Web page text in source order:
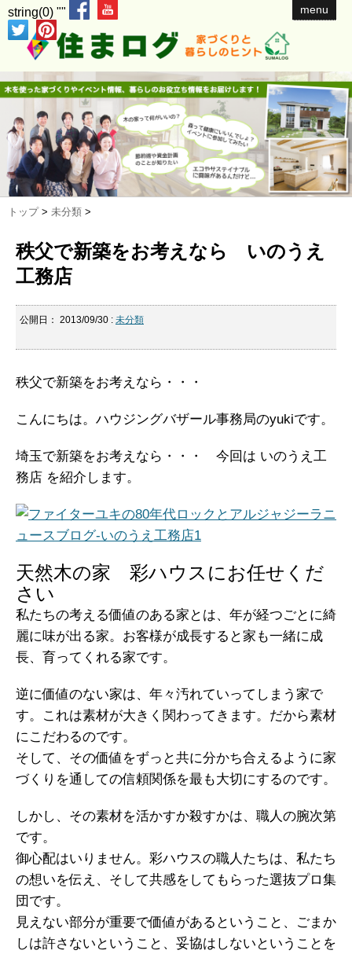
string(0) "" menu
トップ > 未分類 >
秩父で新築をお考えなら いのうえ
工務店
公開日： 2013/09/30 : 未分類
秩父で新築をお考えなら・・・
こんにちは。ハウジングバザール事務局のyukiです。
埼玉で新築をお考えなら・・・ 今回は いのうえ工
務店 を紹介します。
天然木の家 彩ハウスにお任せくだ
さい
私たちの考える価値のある家とは、年が経つごとに綺
麗に味が出る家。お客様が成長すると家も一緒に成
長、育ってくれる家です。
逆に価値のない家は、年々汚れていってしまう家で
す。これは素材が大きく関わってきます。だから素材
にこだわるのです。
そして、その価値をずっと共に分かち合えるように家
づくりを通しての信頼関係を最も大切にするのです。
しかし、その素材を活かすか殺すかは、職人の腕次第
です。
御心配はいりません。彩ハウスの職人たちは、私たち
の想いを伝え、そして共感をしてもらった選抜プロ集
団です。
見えない部分が重要で価値があるということ、ごまか
しは許さないということ、妥協はしないということを